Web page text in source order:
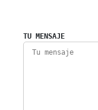
TU MENSAJE